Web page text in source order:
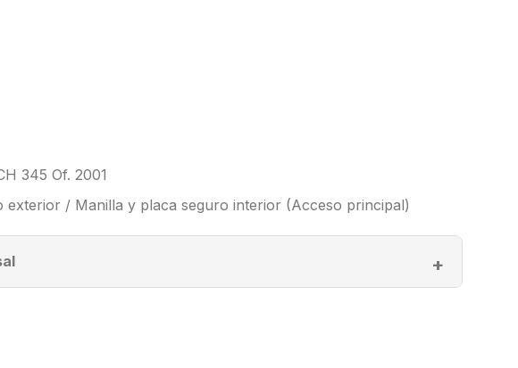
345 Of. 2001
/ Manilla y placa seguro interior (Acceso principal)